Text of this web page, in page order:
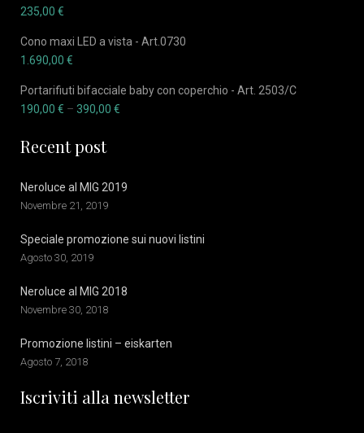
235,00 €
Cono maxi LED a vista - Art.0730
1.690,00 €
Portarifiuti bifacciale baby con coperchio - Art. 2503/C
190,00 € – 390,00 €
Recent post
Neroluce al MIG 2019
Novembre 21, 2019
Speciale promozione sui nuovi listini
Agosto 30, 2019
Neroluce al MIG 2018
Novembre 30, 2018
Promozione listini – eiskarten
Agosto 7, 2018
Iscriviti alla newsletter